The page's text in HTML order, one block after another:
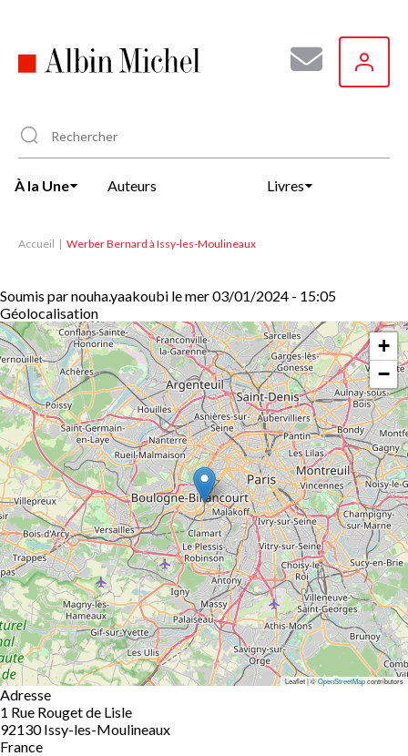
principal
À la Une Auteurs Livres
Accueil Werber Bernard à Issy-les-Moulineaux
Soumis parnouha.yaakoubi lemer 03/01/2024 - 15:05
Géolocalisation
+
−
Leaflet | ©OpenStreetMapcontributors
Adresse
1 Rue Rouget de Lisle
92130 Issy-les-Moulineaux
France